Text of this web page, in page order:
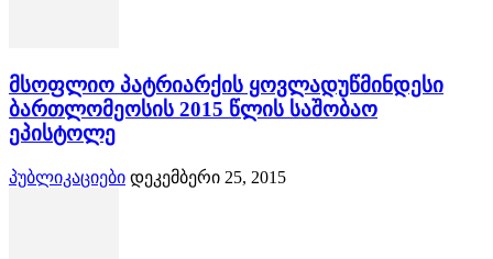
მსოფლიო პატრიარქის ყოვლადუწმინდესი
ბართლომეოსის 2015 წლის საშობაო
ეპისტოლე
პუბლიკაციები დეკემბერი 25, 2015